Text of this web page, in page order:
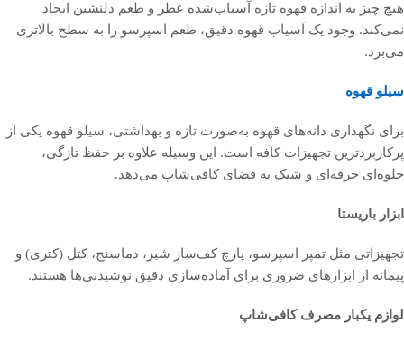
هیچ چیز به اندازه قهوه تازه آسیاب‌شده عطر و طعم دلنشین ایجاد
نمی‌کند. وجود یک آسیاب قهوه دقیق، طعم اسپرسو را به سطح بالاتری
می‌برد.
سیلو قهوه
برای نگهداری دانه‌های قهوه به‌صورت تازه و بهداشتی، سیلو قهوه یکی از
پرکاربردترین تجهیزات کافه است. این وسیله علاوه بر حفظ تازگی،
جلوه‌ای حرفه‌ای و شیک به فضای کافی‌شاپ می‌دهد.
ابزار باریستا
تجهیزاتی مثل تمپر اسپرسو، پارچ کف‌ساز شیر، دماسنج، کتل (کتری) و
پیمانه از ابزارهای ضروری برای آماده‌سازی دقیق نوشیدنی‌ها هستند.
لوازم یکبار مصرف کافی‌شاپ